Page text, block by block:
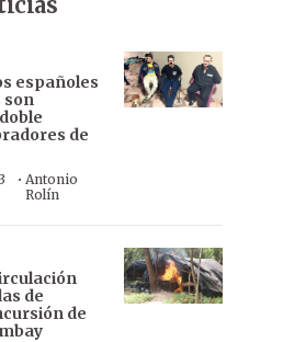
españoles
son
de
·Antonio
Rolín
de
de